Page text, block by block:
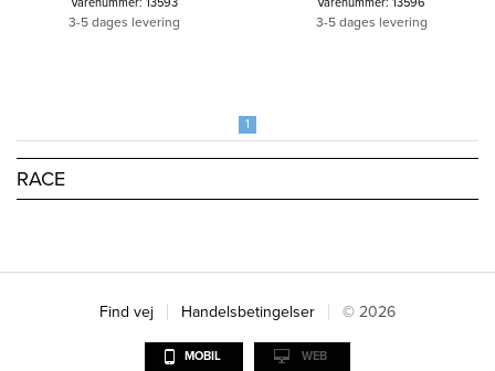
3-5 dages levering 3-5 dages levering
1
RACE
Find vej Handelsbetingelser © 2026
MOBIL WEB